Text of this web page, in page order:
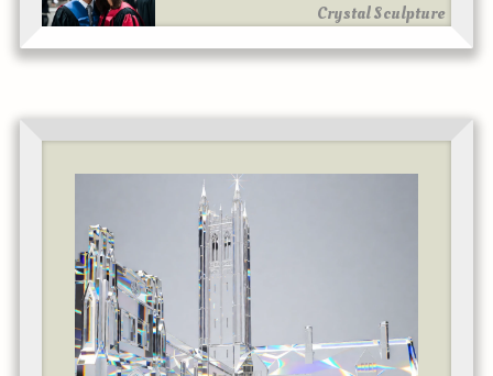
Crystal Sculpture